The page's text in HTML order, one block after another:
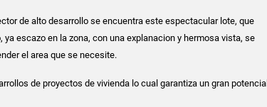
de alto desarrollo se encuentra este espectacular lote, que
escazo en la zona, con una explanacion y hermosa vista, se
el area que se necesite.
de proyectos de vivienda lo cual garantiza un gran potencial